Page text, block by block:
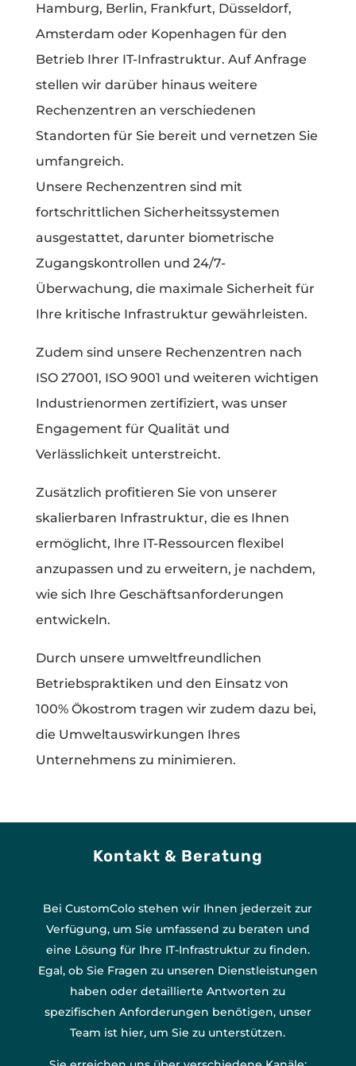
Hamburg, Berlin, Frankfurt, Düsseldorf,
Amsterdam oder Kopenhagen für den
Betrieb Ihrer IT-Infrastruktur. Auf Anfrage
stellen wir darüber hinaus weitere
Rechenzentren an verschiedenen
Standorten für Sie bereit und vernetzen Sie
umfangreich.
Unsere Rechenzentren sind mit
fortschrittlichen Sicherheitssystemen
ausgestattet, darunter biometrische
Zugangskontrollen und 24/7-
Überwachung, die maximale Sicherheit für
Ihre kritische Infrastruktur gewährleisten.
Zudem sind unsere Rechenzentren nach
ISO 27001, ISO 9001 und weiteren wichtigen
Industrienormen zertifiziert, was unser
Engagement für Qualität und
Verlässlichkeit unterstreicht.
Zusätzlich profitieren Sie von unserer
skalierbaren Infrastruktur, die es Ihnen
ermöglicht, Ihre IT-Ressourcen flexibel
anzupassen und zu erweitern, je nachdem,
wie sich Ihre Geschäftsanforderungen
entwickeln.
Durch unsere umweltfreundlichen
Betriebspraktiken und den Einsatz von
100% Ökostrom tragen wir zudem dazu bei,
die Umweltauswirkungen Ihres
Unternehmens zu minimieren.
Kontakt & Beratung
Bei CustomColo stehen wir Ihnen jederzeit zur
Verfügung, um Sie umfassend zu beraten und
eine Lösung für Ihre IT-Infrastruktur zu finden.
Egal, ob Sie Fragen zu unseren Dienstleistungen
haben oder detaillierte Antworten zu
spezifischen Anforderungen benötigen, unser
Team ist hier, um Sie zu unterstützen.